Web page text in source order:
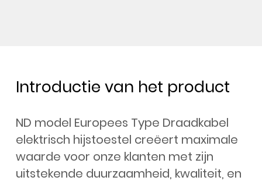
Introductie van het product
ND model Europees Type Draadkabel
elektrisch hijstoestel creëert maximale
waarde voor onze klanten met zijn
uitstekende duurzaamheid, kwaliteit, en